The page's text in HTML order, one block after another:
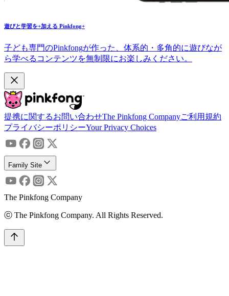
遊びと学習を+加える Pinkfong+
子ども専門のPinkfongが作った、体系的・多角的に遊びなが
ら学べるコンテンツを無制限にお楽しみください。
提携に関するお問い合わせThe Pinkfong Companyご利用規約
プライバシーポリシーYour Privacy Choices
Family Site
The Pinkfong Company
ⓒ The Pinkfong Company. All Rights Reserved.